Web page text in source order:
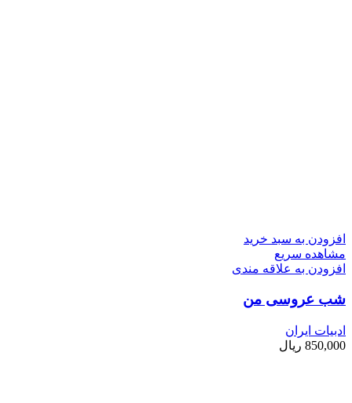
افزودن به سبد خرید
مشاهده سریع
افزودن به علاقه مندی
شب عروسی من
ادبیات ایران
850,000 ریال